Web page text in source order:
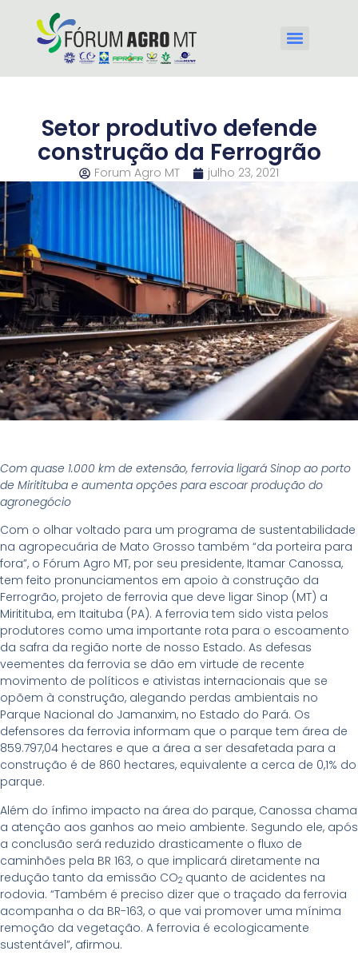
Setor produtivo defende
construção da Ferrogrão
Forum Agro MT julho 23, 2021
Com quase 1.000 km de extensão, ferrovia ligará Sinop ao porto
de Miritituba e aumenta opções para escoar produção do
agronegócio
Com o olhar voltado para um programa de sustentabilidade
na agropecuária de Mato Grosso também “da porteira para
fora”, o Fórum Agro MT, por seu presidente, Itamar Canossa,
tem feito pronunciamentos em apoio à construção da
Ferrogrão, projeto de ferrovia que deve ligar Sinop (MT) a
Miritituba, em Itaituba (PA). A ferrovia tem sido vista pelos
produtores como uma importante rota para o escoamento
da safra da região norte de nosso Estado. As defesas
veementes da ferrovia se dão em virtude de recente
movimento de políticos e ativistas internacionais que se
opõem à construção, alegando perdas ambientais no
Parque Nacional do Jamanxim, no Estado do Pará. Os
defensores da ferrovia informam que o parque tem área de
859.797,04 hectares e que a área a ser desafetada para a
construção é de 860 hectares, equivalente a cerca de 0,1% do
parque.
Além do ínfimo impacto na área do parque, Canossa chama
a atenção aos ganhos ao meio ambiente. Segundo ele, após
a conclusão será reduzido drasticamente o fluxo de
caminhões pela BR 163, o que implicará diretamente na
redução tanto da emissão CO2 quanto de acidentes na
rodovia. “Também é preciso dizer que o traçado da ferrovia
acompanha o da BR-163, o que vai promover uma mínima
remoção da vegetação. A ferrovia é ecologicamente
sustentável”, afirmou.